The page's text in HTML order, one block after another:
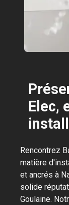
Elec,
Rencontrez
matière
et ancrés à
solide
Goulaine.